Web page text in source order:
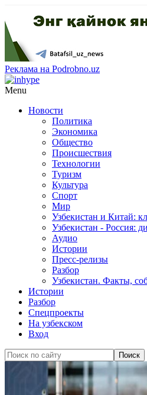
Реклама на Podrobno.uz
Menu
Новости
Политика
Экономика
Общество
Происшествия
Технологии
Туризм
Культура
Спорт
Мир
Узбекистан и Китай:
Узбекистан - Россия:
Аудио
Истории
Пресс-релизы
Разбор
Узбекистан. Факты,
Истории
Разбор
Спецпроекты
На узбекском
Вход